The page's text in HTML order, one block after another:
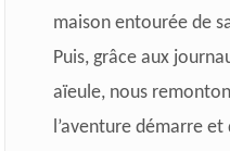
maison entourée de
Puis, grâce aux
aïeule, nous
l’aventure démarre